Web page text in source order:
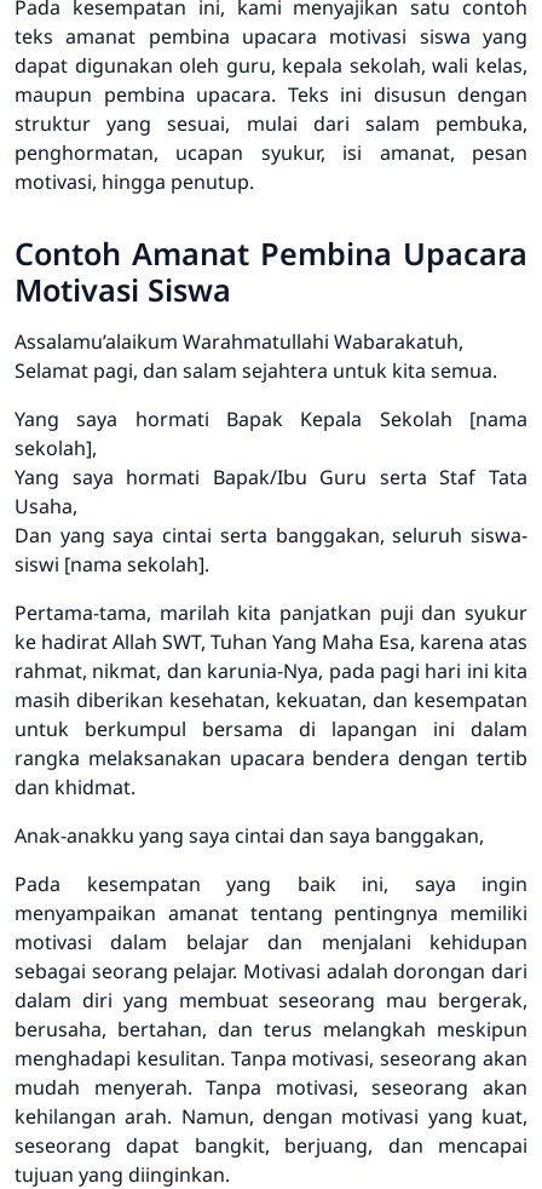
Pada kesempatan ini, kami menyajikan satu contoh
teks amanat pembina upacara motivasi siswa yang
dapat digunakan oleh guru, kepala sekolah, wali kelas,
maupun pembina upacara. Teks ini disusun dengan
struktur yang sesuai, mulai dari salam pembuka,
penghormatan, ucapan syukur, isi amanat, pesan
motivasi, hingga penutup.
Contoh Amanat Pembina Upacara
Motivasi Siswa
Assalamu’alaikum Warahmatullahi Wabarakatuh,
Selamat pagi, dan salam sejahtera untuk kita semua.
Yang saya hormati Bapak Kepala Sekolah [nama
sekolah],
Yang saya hormati Bapak/Ibu Guru serta Staf Tata
Usaha,
Dan yang saya cintai serta banggakan, seluruh siswa-
siswi [nama sekolah].
Pertama-tama, marilah kita panjatkan puji dan syukur
ke hadirat Allah SWT, Tuhan Yang Maha Esa, karena atas
rahmat, nikmat, dan karunia-Nya, pada pagi hari ini kita
masih diberikan kesehatan, kekuatan, dan kesempatan
untuk berkumpul bersama di lapangan ini dalam
rangka melaksanakan upacara bendera dengan tertib
dan khidmat.
Anak-anakku yang saya cintai dan saya banggakan,
Pada kesempatan yang baik ini, saya ingin
menyampaikan amanat tentang pentingnya memiliki
motivasi dalam belajar dan menjalani kehidupan
sebagai seorang pelajar. Motivasi adalah dorongan dari
dalam diri yang membuat seseorang mau bergerak,
berusaha, bertahan, dan terus melangkah meskipun
menghadapi kesulitan. Tanpa motivasi, seseorang akan
mudah menyerah. Tanpa motivasi, seseorang akan
kehilangan arah. Namun, dengan motivasi yang kuat,
seseorang dapat bangkit, berjuang, dan mencapai
tujuan yang diinginkan.